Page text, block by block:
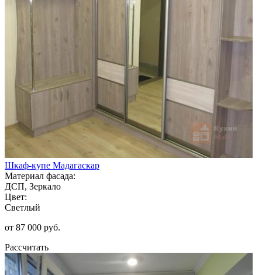
Шкаф-купе Мадагаскар
Материал фасада:
ДСП, Зеркало
Цвет:
Светлый
от 87 000 руб.
Рассчитать